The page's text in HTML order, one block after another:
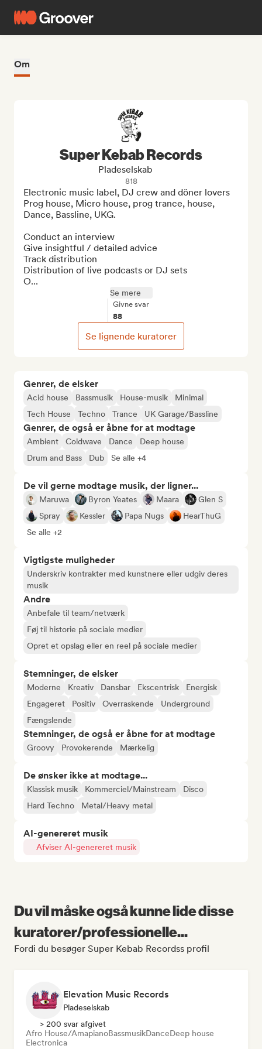
Om
Genrer, de elsker
Acid house Bassmusik House-musik
Minimal
Tech House
Techno Trance UK Garage/Bassline
Genrer, de også er åbne for at modtage
Ambient Coldwave Dance
Deep house
Drum and Bass
Dub Se alle +4
De vil gerne modtage musik, der ligner...
Maruwa Byron Yeates Maara
Glen S
Spray
Kessler Papa Nugs
HearThuG
Se alle +2
Vigtigste muligheder
Underskriv kontrakter med kunstnere eller udgiv deres
musik
Andre
Anbefale til team/netværk
Føj til historie på sociale medier
Opret et opslag eller en reel på sociale medier
Stemninger, de elsker
Moderne Kreativ Dansbar Ekscentrisk
Energisk
Engageret
Positiv Overraskende
Underground
Fængslende
Stemninger, de også er åbne for at modtage
Groovy Provokerende Mærkelig
De ønsker ikke at modtage...
Klassisk musik Kommerciel/Mainstream
Disco
Hard Techno
Metal/Heavy metal
AI-genereret musik
Afviser AI-genereret musik
Super Kebab Records
Pladeselskab
818
Electronic music label, DJ crew and döner lovers
Prog house, Micro house, prog trance, house,
Dance, Bassline, UKG.
Conduct an interview
Give insightful / detailed advice
Track distribution
Distribution of live podcasts or DJ sets
O...
Se mere
Givne svar
88
Se lignende kuratorer
Du vil måske også kunne lide disse
kuratorer/professionelle...
Fordi du besøger Super Kebab Recordss profil
Elevation Music Records
Pladeselskab
> 200 svar afgivet
Afro House/AmapianoBassmusikDanceDeep house
Electronica